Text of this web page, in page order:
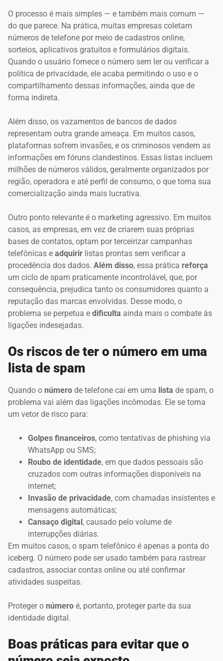
O processo é mais simples — e também mais comum —
do que parece. Na prática, muitas empresas coletam
números de telefone por meio de cadastros online,
sorteios, aplicativos gratuitos e formulários digitais.
Quando o usuário fornece o número sem ler ou verificar a
política de privacidade, ele acaba permitindo o uso e o
compartilhamento dessas informações, ainda que de
forma indireta.
Além disso, os vazamentos de bancos de dados
representam outra grande ameaça. Em muitos casos,
plataformas sofrem invasões, e os criminosos vendem as
informações em fóruns clandestinos. Essas listas incluem
milhões de números válidos, geralmente organizados por
região, operadora e até perfil de consumo, o que torna sua
comercialização ainda mais lucrativa.
Outro ponto relevante é o marketing agressivo. Em muitos
casos, as empresas, em vez de criarem suas próprias
bases de contatos, optam por terceirizar campanhas
telefônicas e adquirir listas prontas sem verificar a
procedência dos dados. Além disso, essa prática reforça
um ciclo de spam praticamente incontrolável, que, por
consequência, prejudica tanto os consumidores quanto a
reputação das marcas envolvidas. Desse modo, o
problema se perpetua e dificulta ainda mais o combate às
ligações indesejadas.
Os riscos de ter o número em uma
lista de spam
Quando o número de telefone cai em uma lista de spam, o
problema vai além das ligações incômodas. Ele se torna
um vetor de risco para:
Golpes financeiros, como tentativas de phishing via
WhatsApp ou SMS;
Roubo de identidade, em que dados pessoais são
cruzados com outras informações disponíveis na
internet;
Invasão de privacidade, com chamadas insistentes e
mensagens automáticas;
Cansaço digital , causado pelo volume de
interrupções diárias.
Em muitos casos, o spam telefônico é apenas a ponta do
iceberg. O número pode ser usado também para rastrear
cadastros, associar contas online ou até confirmar
atividades suspeitas.
Proteger o número é, portanto, proteger parte da sua
identidade digital.
Boas práticas para evitar que o